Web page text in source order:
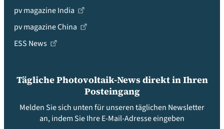
pv magazine India
pv magazine China
ESS News
Tägliche Photovoltaik-News direkt in Ihren
Posteingang
Melden Sie sich unten für unseren täglichen Newsletter
an, indem Sie Ihre E-Mail-Adresse eingeben